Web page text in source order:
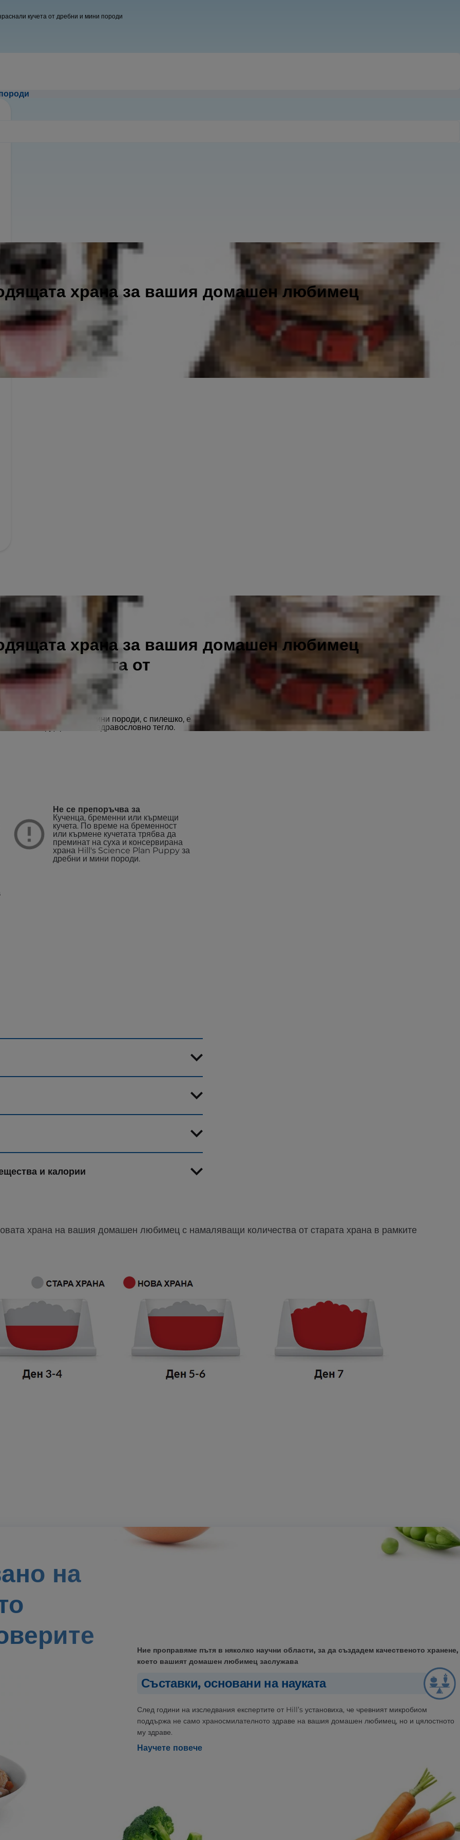
храна за вашия домашен любимец
храна за вашия домашен любимец
кучета от дребни и мини породи
кучета от
кучета от дребни и мини породи, с пилешко, е
и поддържане на здравословно тегло.
Не се препоръчва за
Кученца, бременни или кърмещи
кучета. По време на бременност
или кърмене кучетата трябва да
преминат на суха и консервирана
храна Hill's Science Plan Puppy за
дребни и мини породи.
и калории
храна на вашия домашен любимец с намаляващи количества от старата храна в рамките
на
Ние проправяме пътя в няколко научни области, за да създадем качественото хранене,
което вашият домашен любимец заслужава
Съставки, основани на науката
След години на изследвания експертите от Hill’s установиха, че чревният микробиом
поддържа не само храносмилателното здраве на вашия домашен любимец, но и цялостното
му здраве.
Научете повече